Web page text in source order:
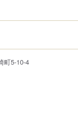
町5-10-4